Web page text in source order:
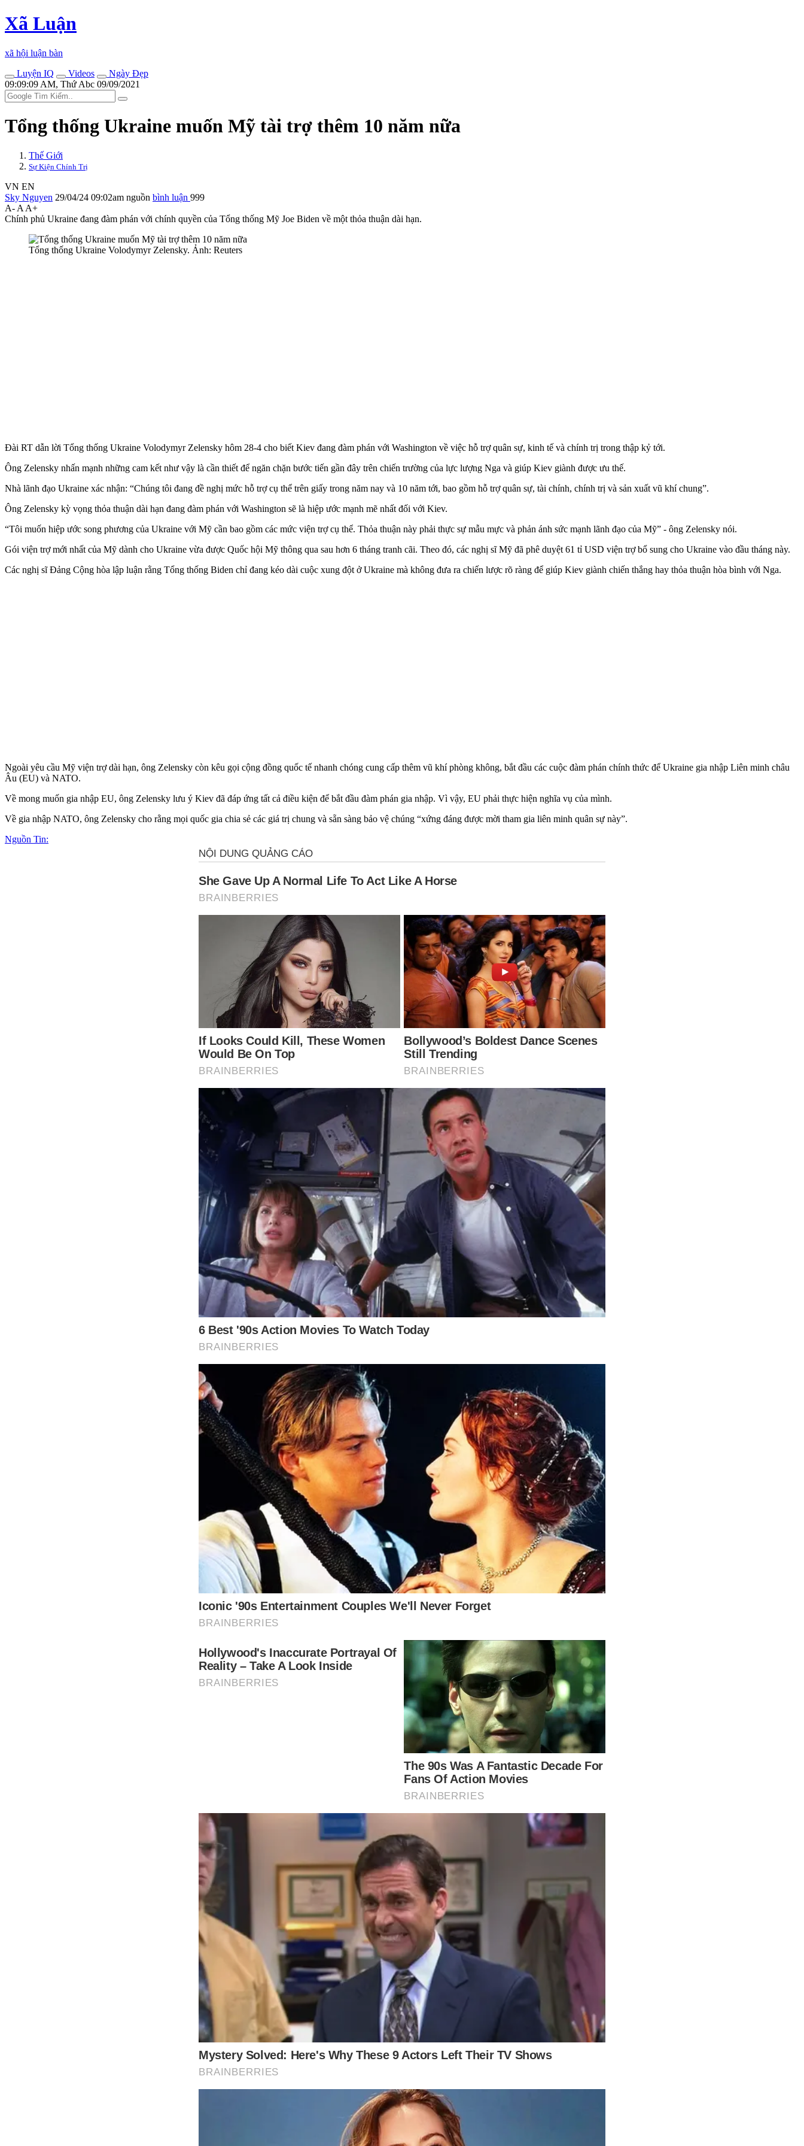
Xã Luận
xã hội luận bàn
Luyện IQ
Videos
Ngày Đẹp
09:09:09 AM, Thứ Abc 09/09/2021
Tổng thống Ukraine muốn Mỹ tài trợ thêm 10 năm nữa
Thế Giới
Sự Kiện Chính Trị
VN EN
Sky Nguyen 29/04/24 09:02am nguồn bình luận 999
A- A A+
Chính phủ Ukraine đang đàm phán với chính quyền của Tổng thống Mỹ Joe Biden về một thỏa thuận dài hạn.
Tổng thống Ukraine Volodymyr Zelensky. Ảnh: Reuters
Đài RT dẫn lời Tổng thống Ukraine Volodymyr Zelensky hôm 28-4 cho biết Kiev đang đàm phán với Washington về việc hỗ trợ quân sự, kinh tế và chính trị trong thập kỷ tới.
Ông Zelensky nhấn mạnh những cam kết như vậy là cần thiết để ngăn chặn bước tiến gần đây trên chiến trường của lực lượng Nga và giúp Kiev giành được ưu thế.
Nhà lãnh đạo Ukraine xác nhận: “Chúng tôi đang đề nghị mức hỗ trợ cụ thể trên giấy trong năm nay và 10 năm tới, bao gồm hỗ trợ quân sự, tài chính, chính trị và sản xuất vũ khí chung”.
Ông Zelensky kỳ vọng thỏa thuận dài hạn đang đàm phán với Washington sẽ là hiệp ước mạnh mẽ nhất đối với Kiev.
“Tôi muốn hiệp ước song phương của Ukraine với Mỹ cần bao gồm các mức viện trợ cụ thể. Thỏa thuận này phải thực sự mẫu mực và phản ánh sức mạnh lãnh đạo của Mỹ” - ông Zelensky nói.
Gói viện trợ mới nhất của Mỹ dành cho Ukraine vừa được Quốc hội Mỹ thông qua sau hơn 6 tháng tranh cãi. Theo đó, các nghị sĩ Mỹ đã phê duyệt 61 tỉ USD viện trợ bổ sung cho Ukraine vào đầu tháng này.
Các nghị sĩ Đảng Cộng hòa lập luận rằng Tổng thống Biden chỉ đang kéo dài cuộc xung đột ở Ukraine mà không đưa ra chiến lược rõ ràng để giúp Kiev giành chiến thắng hay thỏa thuận hòa bình với Nga.
Ngoài yêu cầu Mỹ viện trợ dài hạn, ông Zelensky còn kêu gọi cộng đồng quốc tế nhanh chóng cung cấp thêm vũ khí phòng không, bắt đầu các cuộc đàm phán chính thức để Ukraine gia nhập Liên minh châu
Âu (EU) và NATO.
Về mong muốn gia nhập EU, ông Zelensky lưu ý Kiev đã đáp ứng tất cả điều kiện để bắt đầu đàm phán gia nhập. Vì vậy, EU phải thực hiện nghĩa vụ của mình.
Về gia nhập NATO, ông Zelensky cho rằng mọi quốc gia chia sẻ các giá trị chung và sẵn sàng bảo vệ chúng “xứng đáng được mời tham gia liên minh quân sự này”.
Nguồn Tin: